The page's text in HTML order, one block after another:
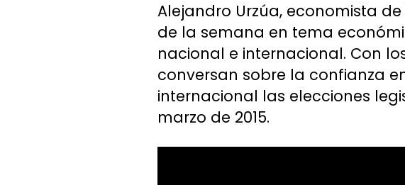
Alejandro Urzúa, economista
de la semana en tema
nacional e internacional. Con
conversan sobre la confianza
internacional las elecciones
marzo de 2015.